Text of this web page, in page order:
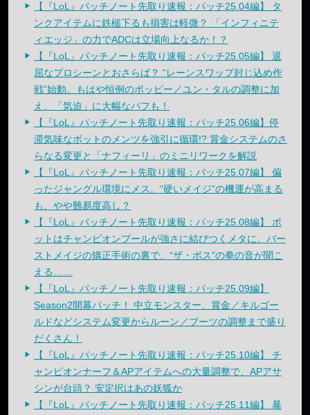
【『LoL』パッチノート先取り速報：パッチ25.04編】 タ
ンクアイテムに鉄槌下るも損害は軽微？ 「インフィニテ
ィエッジ」の力でADCは立場向上なるか！？
【『LoL』パッチノート先取り速報：パッチ25.05編】 退
屈なプロシーンとおさらば？ “レーンスワップ封じ込め作
戦”始動。もはや恒例のポッピー／ユン・タルの調整に加
え、「気迫」に大幅なバフも！
【『LoL』パッチノート先取り速報：パッチ25.06編】停
滞気味なボットのメンツを強引に循環!? 賞金システムのさ
らなる変更と「ナフィーリ」のミニリワークを解説
【『LoL』パッチノート先取り速報：パッチ25.07編】 偏
ったジャングル環境にメス。“硬いメイジ”の機運が高まる
も、やや難易度高し？
【『LoL』パッチノート先取り速報：パッチ25.08編】 ボ
ットはチャンピオンプールが強さに結びつくメタに。バー
ストメイジの矯正手術の裏で、“ザ・ボス”の拳の音が聞こ
える……
【『LoL』パッチノート先取り速報：パッチ25.09編】
Season2開幕パッチ！ 中立モンスター、賞金／キルゴー
ルドなどシステム変更からルーン／ブーツの調整まで盛り
だくさん！
【『LoL』パッチノート先取り速報：パッチ25.10編】 チ
ャンピオンナーフ＆APアイテムへの大量調整で、APアサ
シンが台頭？ 安定択はあの妖狐か
【『LoL』パッチノート先取り速報：パッチ25.11編】 暴